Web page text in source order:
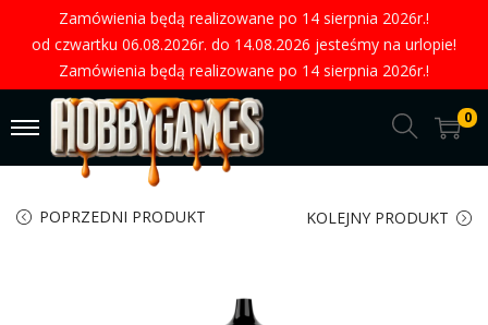
Zamówienia będą realizowane po 14 sierpnia 2026r.!
od czwartku 06.08.2026r. do 14.08.2026 jesteśmy na urlopie!
Zamówienia będą realizowane po 14 sierpnia 2026r.!
0
POPRZEDNI PRODUKT KOLEJNY PRODUKT